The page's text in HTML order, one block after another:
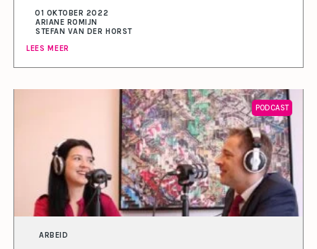
01 OKTOBER 2022
ARIANE ROMIJN
STEFAN VAN DER HORST
LEES MEER
PODCAST
ARBEID